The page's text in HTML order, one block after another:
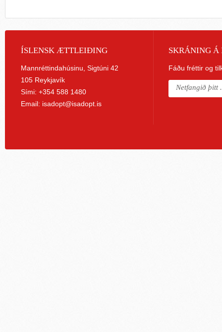
ÍSLENSK ÆTTLEIÐING
Mannréttindahúsinu, Sigtúni 42
105 Reykjavík
Sími: +354 588 1480
Email: isadopt@isadopt.is
SKRÁNING Á
Fáðu fréttir og